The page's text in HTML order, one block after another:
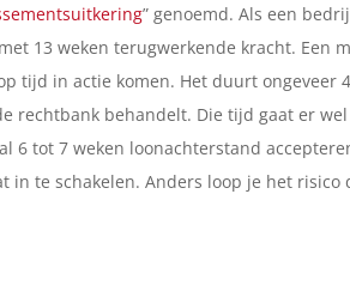
” genoemd. Als een
13 weken terugwerkende kracht. Een
tijd in actie komen. Het duurt ongeveer
rechtbank behandelt. Die tijd gaat er
6 tot 7 weken loonachterstand
in te schakelen. Anders loop je het